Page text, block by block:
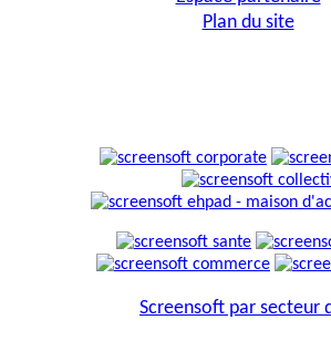
Plan du site
Screensoft par secteur